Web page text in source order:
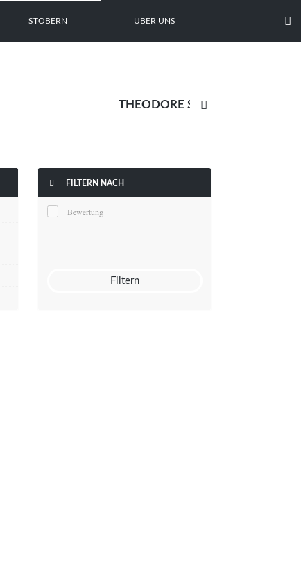
STÖBERN ÜBER UNS 

 FILTERN NACH
Bewertung
Filtern